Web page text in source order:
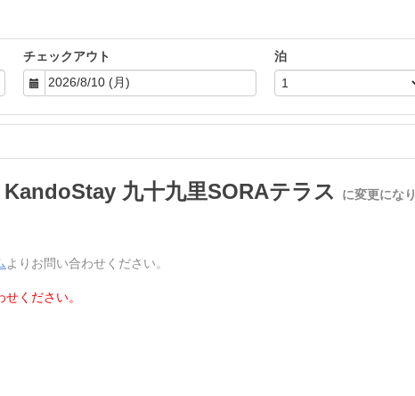
チェックアウト 泊
KandoStay 九十九里SORAテラス
に変更になり
よりお問い合わせください。
ください。